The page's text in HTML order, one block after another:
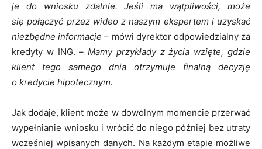
je do wniosku zdalnie. Jeśli ma wątpliwości, może
siępołączyć przez wideo z naszym ekspertem i uzyskać
niezbędne informacje – mówi dyrektor odpowiedzialny za
kredyty w ING. – Mamy przykłady z życia wzięte, gdzie
klient tego samego dnia otrzymuje finalną decyzję
o kredycie hipotecznym.
Jak dodaje, klient może w dowolnym momencie przerwać
wypełnianie wniosku i wrócić do niego później bez utraty
wcześniej wpisanych danych. Na każdym etapie możliwe